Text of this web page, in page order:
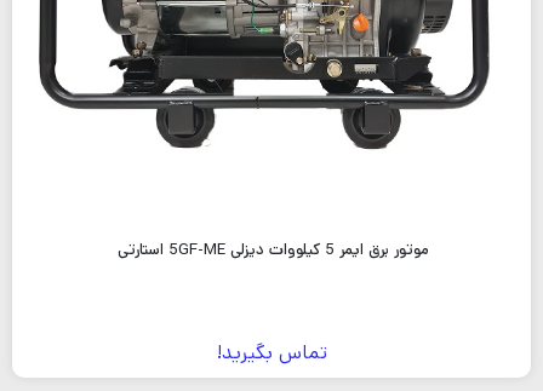
موتور برق ایمر 5 کیلووات دیزلی 5GF-ME استارتی
تماس بگیرید!